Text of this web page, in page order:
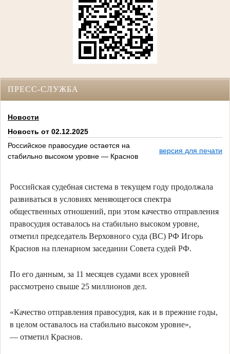
ПРЕСС-СЛУЖБА
Новости
Новость от 02.12.2025
Российское правосудие остается на
стабильно высоком уровне — Краснов
версия для печати
Российская судебная система в текущем году продолжала
развиваться в условиях меняющегося спектра
общественных отношений, при этом качество отправления
правосудия оставалось на стабильно высоком уровне,
отметил председатель Верховного суда (ВС) РФ Игорь
Краснов на пленарном заседании Совета судей РФ.
По его данным, за 11 месяцев судами всех уровней
рассмотрено свыше 25 миллионов дел.
«Качество отправления правосудия, как и в прежние годы,
в целом оставалось на стабильно высоком уровне»,
— отметил Краснов.